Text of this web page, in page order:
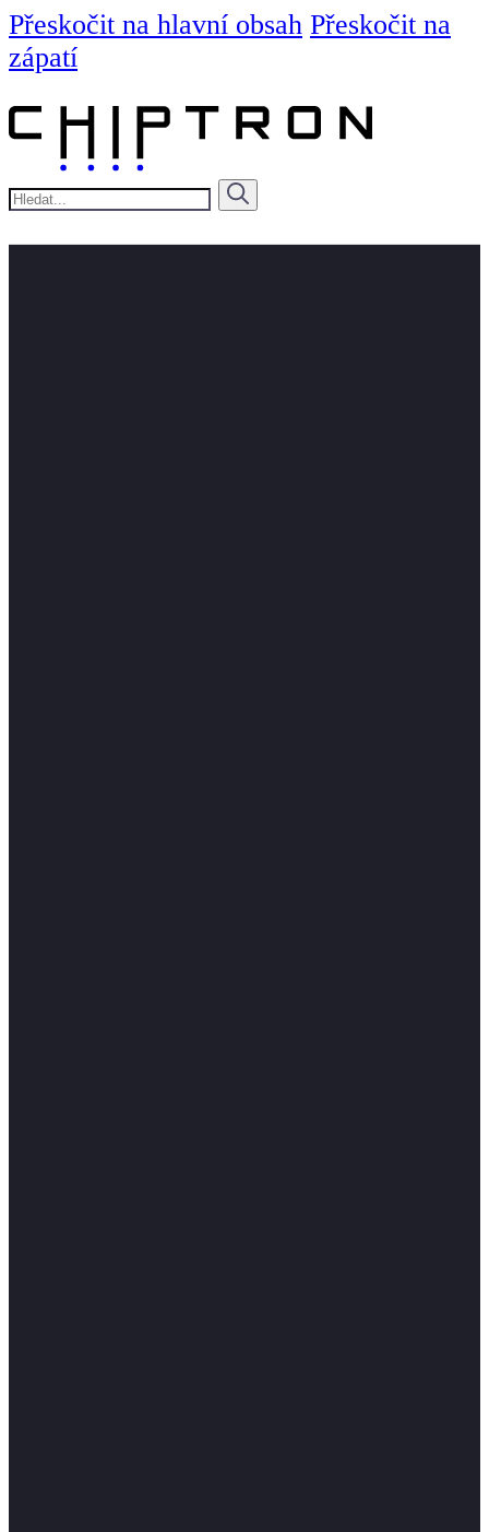
Přeskočit na hlavní obsah Přeskočit na
zápatí
Hledat